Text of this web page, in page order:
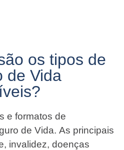
os tipos de
de Vida
e formatos de
de Vida. As principais
invalidez, doenças